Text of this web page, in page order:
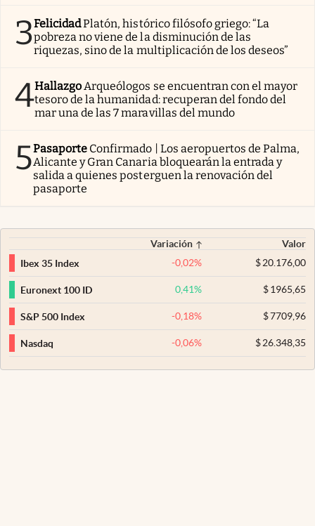
3FelicidadPlatón, histórico filósofo griego: “La
pobreza no viene de la disminución de las
riquezas, sino de la multiplicación de los deseos”
4HallazgoArqueólogos se encuentran con el mayor
tesoro de la humanidad: recuperan del fondo del
mar una de las 7 maravillas del mundo
5Pasaporte Confirmado | Los aeropuertos de Palma,
Alicante y Gran Canaria bloquearán la entrada y
salida a quienes posterguen la renovación del
pasaporte
Variación
Valor
Ibex 35 Index
-0,02% $20.176,00
Euronext 100 ID 0,41% $1965,65
S&P 500 Index -0,18% $7709,96
Nasdaq -0,06% $26.348,35